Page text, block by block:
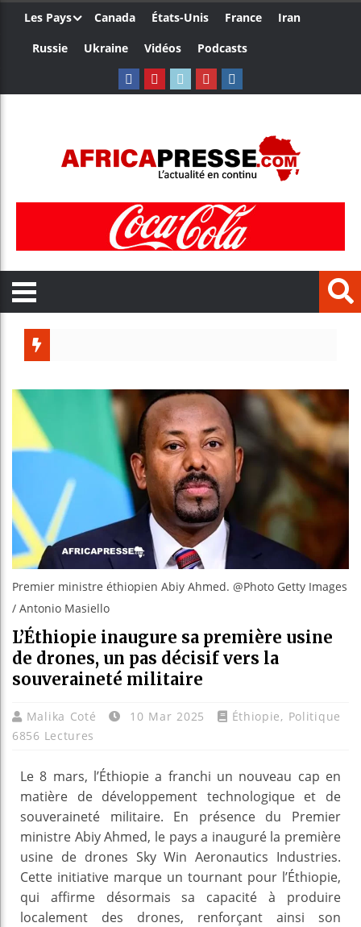
Les Pays Canada États-Unis France
Iran
Russie
Ukraine Vidéos Podcasts
Bénin :
Aliko
Premier ministre éthiopien Abiy Ahmed. @Photo Getty Images
/ Antonio Masiello
L’Éthiopie inaugure sa première usine
de drones, un pas décisif vers la
souveraineté militaire
Malika Coté 10 Mar 2025 Éthiopie, Politique
6856 Lectures
Le 8 mars, l’Éthiopie a franchi un nouveau cap en
matière de développement technologique et de
souveraineté militaire. En présence du Premier
ministre Abiy Ahmed, le pays a inauguré la première
usine de drones Sky Win Aeronautics Industries.
Cette initiative marque un tournant pour l’Éthiopie,
qui affirme désormais sa capacité à produire
localement des drones, renforçant ainsi son